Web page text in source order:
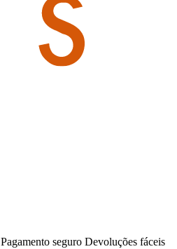
Pagamento seguro Devoluções fáceis